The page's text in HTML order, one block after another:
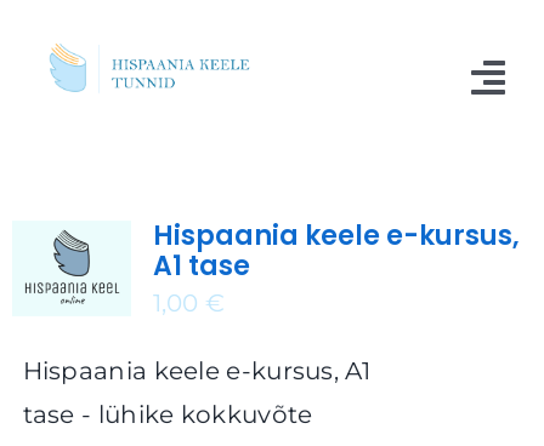
Blogi
Hispaania keele e-kursus,
A1 tase
1,00 €
Hispaania keele e-kursus, A1
tase - lühike kokkuvõte